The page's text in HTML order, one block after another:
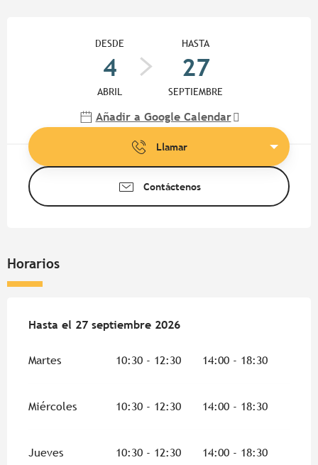
DESDE
4
ABRIL
HASTA
27
SEPTIEMBRE
Añadir a Google Calendar
Llamar
Contáctenos
Horarios
Del4 abril 2026al27 septiembre 2026
Hasta el 27 septiembre 2026
Martes 10:30 - 12:30 14:00 - 18:30
Miércoles 10:30 - 12:30 14:00 - 18:30
Jueves 10:30 - 12:30 14:00 - 18:30